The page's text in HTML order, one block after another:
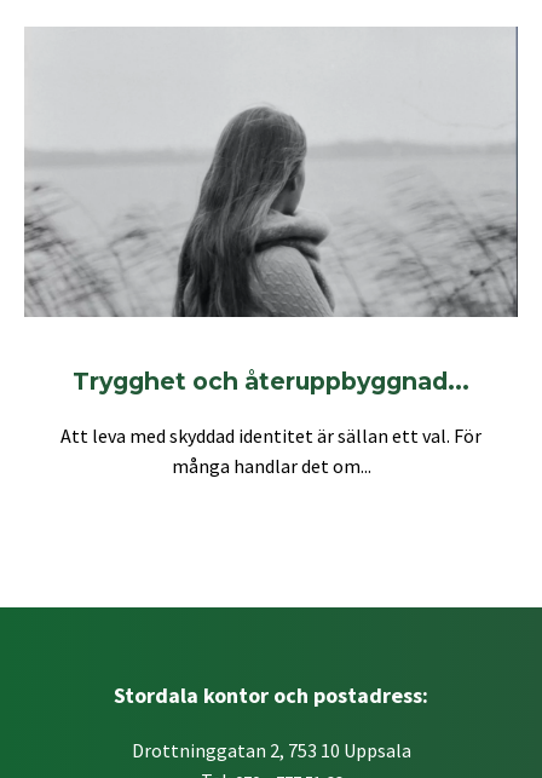
Trygghet och återuppbyggnad...
Att leva med skyddad identitet är sällan ett val. För
många handlar det om...
Stordala kontor och postadress:
Drottninggatan 2, 753 10 Uppsala